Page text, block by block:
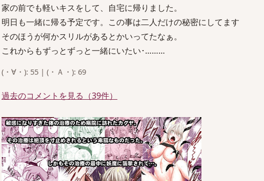
家の前でも軽いキスをして、自宅に帰りました。
明日も一緒に帰る予定です。この事は二人だけの秘密にしてます
そのほうが何かスリルがあるとかいってたなぁ。
これからもずっとずっと一緒にいたい･………
(・∀・): 55 | (・Ａ・): 69
過去のコメントを見る（39件）